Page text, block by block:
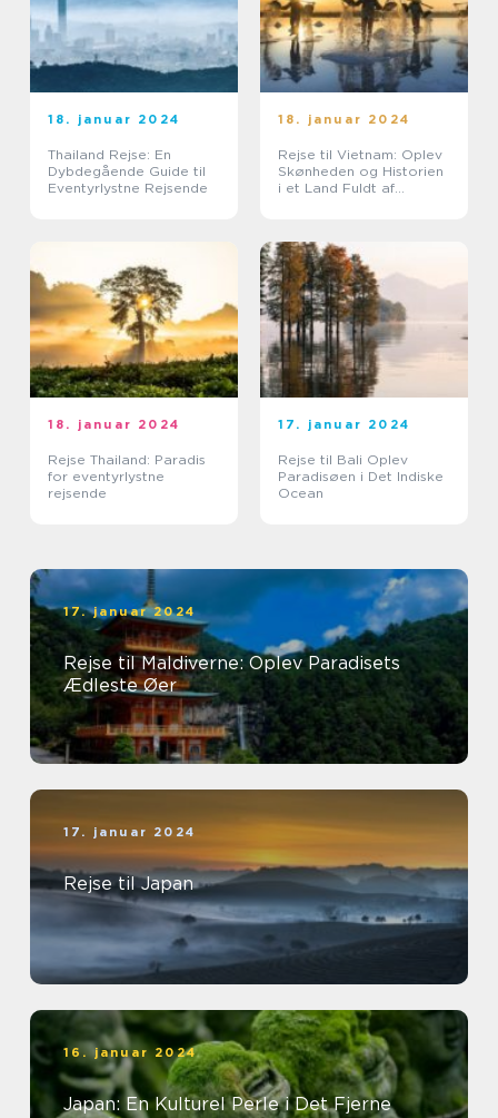
18. januar 2024
Thailand Rejse: En
Dybdegående Guide til
Eventyrlystne Rejsende
18. januar 2024
Rejse til Vietnam: Oplev
Skønheden og Historien
i et Land Fuldt af
18. januar 2024
Rejse Thailand: Paradis
for eventyrlystne
rejsende
17. januar 2024
Rejse til Bali Oplev
Paradisøen i Det Indiske
Ocean
17. januar 2024
Rejse til Maldiverne: Oplev Paradisets
Ædleste Øer
17. januar 2024
Rejse til Japan
16. januar 2024
Japan: En Kulturel Perle i Det Fjerne